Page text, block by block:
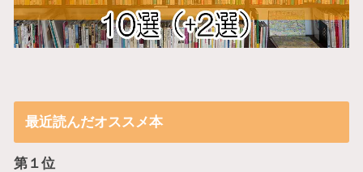
最近読んだオススメ本
第１位